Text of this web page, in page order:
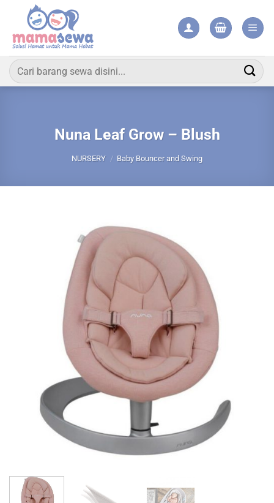
content
Pencarian
untuk:
Nuna Leaf Grow – Blush
NURSERY / Baby Bouncer and Swing